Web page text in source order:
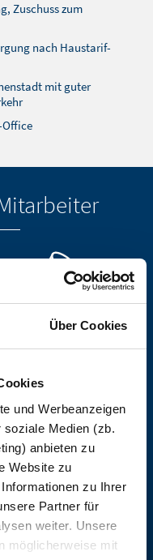
Über Cookies
und Werbeanzeigen
Medien (zb.
anbieten zu
Website zu
zu Ihrer
Partner für
weiter. Unsere
möglicherweise mit
Zuschuss zum
nach Haustarif-
mit guter
Individuelle
Weiterbildungs-
möglichkeiten